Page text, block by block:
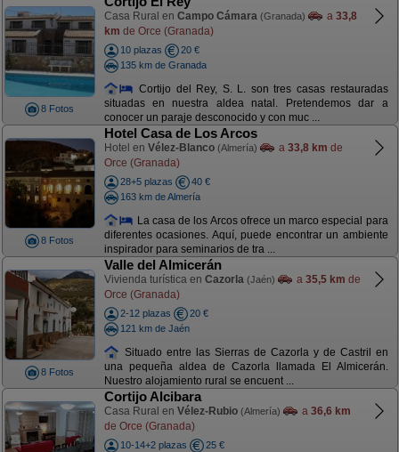
8 Fotos
Casa Rural en Campo Cámara (Granada) a 33,8
km de Orce (Granada)
10 plazas
20 €
135 km de Granada
Cortijo del Rey, S. L. son tres casas restauradas
situadas en nuestra aldea natal. Pretendemos dar a
conocer un paraje desconocido y con muc ...
8 Fotos
Hotel Casa de Los Arcos
Hotel en Vélez-Blanco (Almería) a 33,8 km de
Orce (Granada)
28+5 plazas
40 €
163 km de Almería
La casa de los Arcos ofrece un marco especial para
diferentes ocasiones. Aquí, puede encontrar un ambiente
inspirador para seminarios de tra ...
8 Fotos
Valle del Almicerán
Vivienda turística en Cazorla (Jaén) a 35,5 km de
Orce (Granada)
2-12 plazas
20 €
121 km de Jaén
Situado entre las Sierras de Cazorla y de Castril en
una pequeña aldea de Cazorla llamada El Almicerán.
Nuestro alojamiento rural se encuent ...
Cortijo Alcibara
Casa Rural en Vélez-Rubio (Almería) a 36,6 km
de Orce (Granada)
10-14+2 plazas
25 €